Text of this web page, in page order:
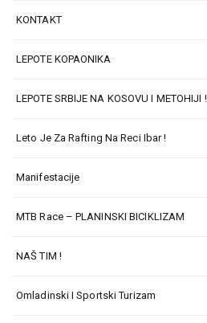
KONTAKT
LEPOTE KOPAONIKA
LEPOTE SRBIJE NA KOSOVU I METOHIJI !
Leto Je Za Rafting Na Reci Ibar !
Manifestacije
MTB Race – PLANINSKI BICIKLIZAM
NAŠ TIM !
Omladinski I Sportski Turizam